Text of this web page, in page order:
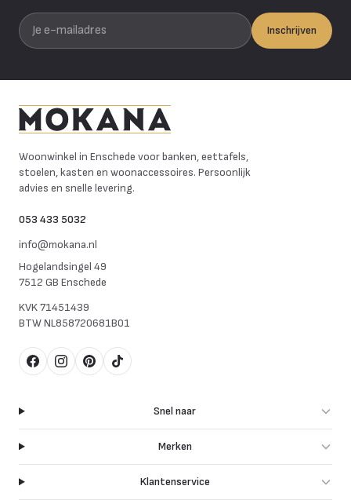
Je e-mailadres
Inschrijven
Woonwinkel in Enschede voor banken, eettafels,
stoelen, kasten en woonaccessoires. Persoonlijk
advies en snelle levering.
053 433 5032
info@mokana.nl
Hogelandsingel 49
7512 GB Enschede
KVK71451439
BTWNL858720681B01
FacebookInstagram
Pinterest
TikTok
Snel naar
Merken
Klantenservice